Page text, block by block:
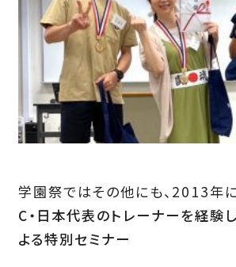
学園祭ではその他にも、2013年
C・日本代表のトレーナーを経験
よる特別セミナー